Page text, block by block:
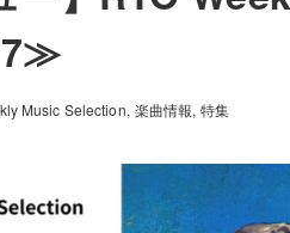
Music Selection 楽曲情報 特集